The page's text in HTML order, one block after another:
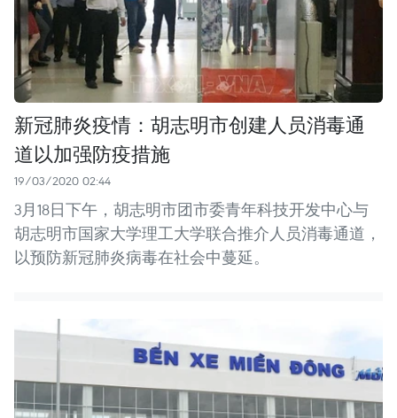
新冠肺炎疫情：胡志明市创建人员消毒通
道以加强防疫措施
19/03/2020 02:44
3月18日下午，胡志明市团市委青年科技开发中心与
胡志明市国家大学理工大学联合推介人员消毒通道，
以预防新冠肺炎病毒在社会中蔓延。